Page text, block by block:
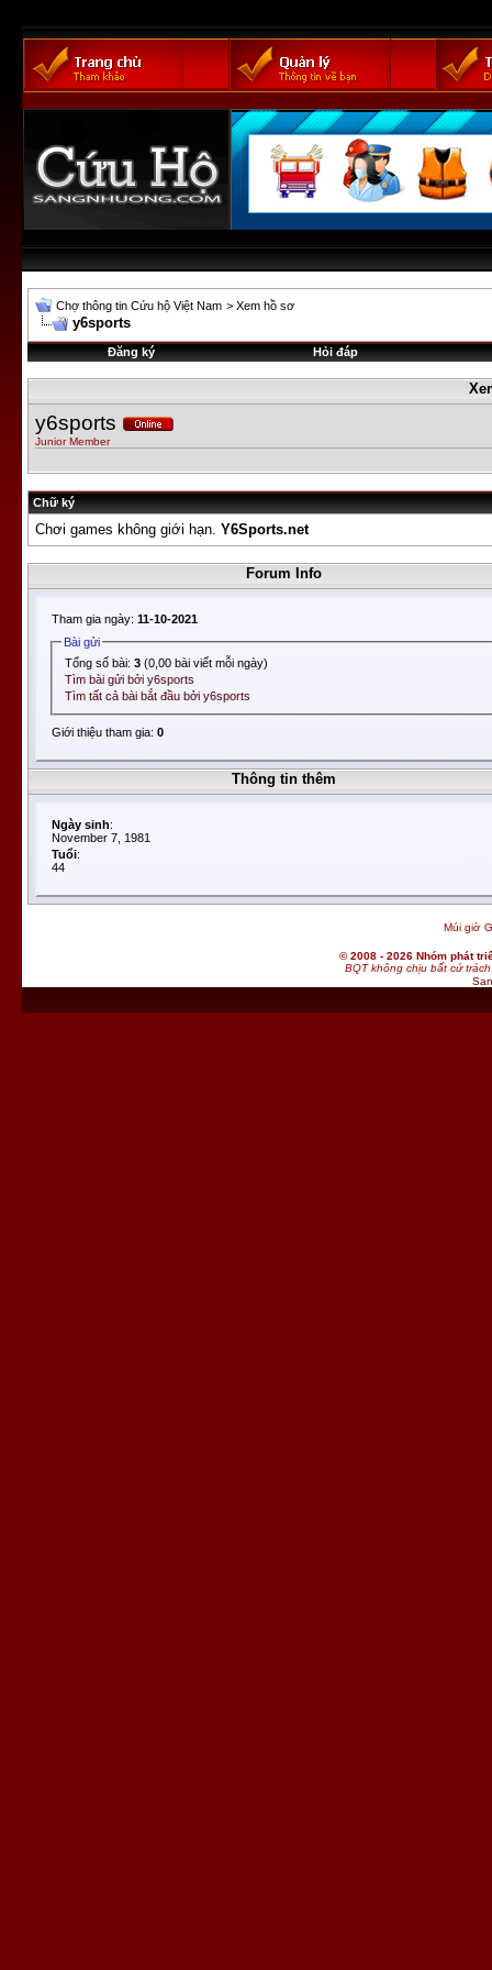
Chợ thông tin Cứu hộ Việt Nam > Xem hồ sơ
y6sports
Đăng ký Hỏi đáp
y6sports
Junior Member
Chữ ký
Chơi games không giới hạn. Y6Sports.net
Forum Info
Tham gia ngày: 11-10-2021
Bài gửi
Tổng số bài:3 (0,00 bài viết mỗi ngày)
Tìm bài gửi bởi y6sports
Tìm tất cả bài bắt đầu bởi y6sports
Giới thiệu tham gia: 0
Thông tin thêm
Ngày sinh:
November 7, 1981
Tuổi:
44
Múi giờ
© 2008 - 2026 Nhóm phát
BQT không chịu bất cứ